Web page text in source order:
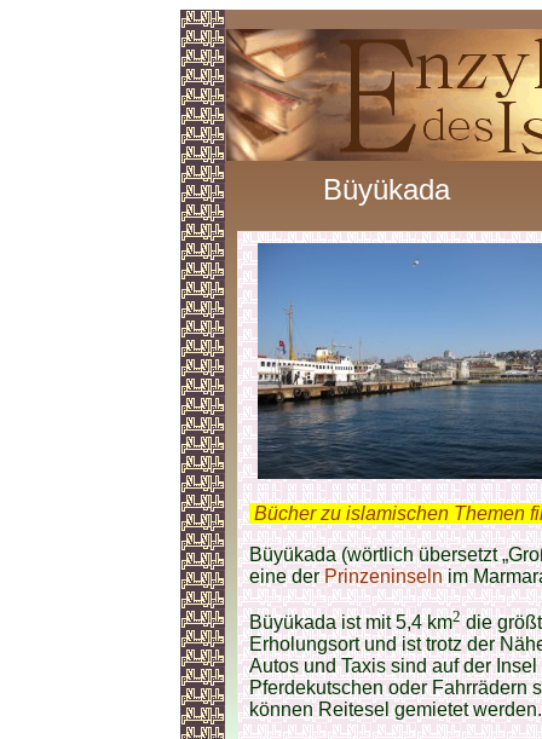
Büyükada
Bücher zu islamischen Themen
Büyükada (wörtlich übersetzt
eine derPrinzeninselnim
Büyükada ist mit 5,4 km2die
Erholungsort und ist trotz der
Autos und Taxis sind auf der
Pferdekutschen oder Fahrrädern
können Reitesel gemietet werden.